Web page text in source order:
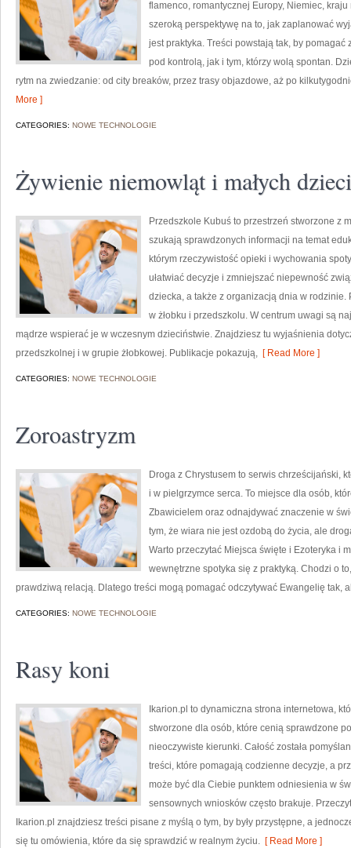
flamenco, romantycznej Europy, Niemiec,
szeroką perspektywę na to, jak zaplanować
jest praktyka. Treści powstają tak, by
pod kontrolą, jak i tym, którzy wolą spontan.
rytm na zwiedzanie: od city breaków, przez trasy objazdowe, aż po
More ]
CATEGORIES: NOWE TECHNOLOGIE
Żywienie niemowląt i małych dzieci
Przedszkole Kubuś to przestrzeń stworzone z
szukają sprawdzonych informacji na temat
którym rzeczywistość opieki i wychowania
ułatwiać decyzje i zmniejszać niepewność
dziecka, a także z organizacją dnia w
w żłobku i przedszkolu. W centrum uwagi są
mądrze wspierać je w wczesnym dzieciństwie. Znajdziesz tu wyjaśnienia
przedszkolnej i w grupie żłobkowej. Publikacje pokazują, [ Read More ]
CATEGORIES: NOWE TECHNOLOGIE
Zoroastryzm
Droga z Chrystusem to serwis chrześcijański,
i w pielgrzymce serca. To miejsce dla osób,
Zbawicielem oraz odnajdywać znaczenie w
tym, że wiara nie jest ozdobą do życia, ale
Warto przeczytać Miejsca święte i Ezoteryka i
wewnętrzne spotyka się z praktyką. Chodzi o
prawdziwą relacją. Dlatego treści mogą pomagać odczytywać Ewangelię tak,
CATEGORIES: NOWE TECHNOLOGIE
Rasy koni
Ikarion.pl to dynamiczna strona internetowa,
stworzone dla osób, które cenią sprawdzone
nieoczywiste kierunki. Całość została
treści, które pomagają codzienne decyzje, a
może być dla Ciebie punktem odniesienia w
sensownych wniosków często brakuje.
Ikarion.pl znajdziesz treści pisane z myślą o tym, by były przystępne, a
się tu omówienia, które da się sprawdzić w realnym życiu. [ Read More ]